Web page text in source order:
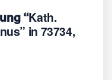
“Kath.
in 73734,